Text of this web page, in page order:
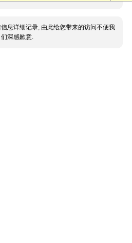
息详细记录, 由此给您带来的访问不便我
们深感歉意.